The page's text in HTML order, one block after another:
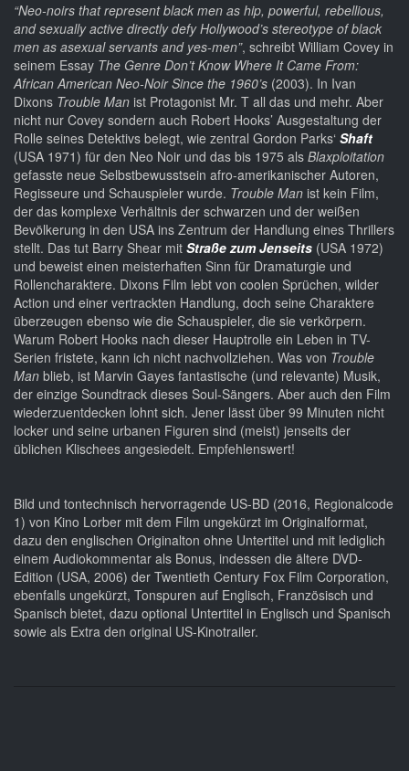
“Neo-noirs that represent black men as hip, powerful, rebellious,
and sexually active directly defy Hollywood’s stereotype of black
men as asexual servants and yes-men”, schreibt William Covey in
seinem Essay The Genre Don’t Know Where It Came From:
African American Neo-Noir Since the 1960’s (2003). In Ivan
Dixons Trouble Man ist Protagonist Mr. T all das und mehr. Aber
nicht nur Covey sondern auch Robert Hooks’ Ausgestaltung der
Rolle seines Detektivs belegt, wie zentral Gordon Parks‘ Shaft
(USA 1971) für den Neo Noir und das bis 1975 als Blaxploitation
gefasste neue Selbstbewusstsein afro-amerikanischer Autoren,
Regisseure und Schauspieler wurde. Trouble Man ist kein Film,
der das komplexe Verhältnis der schwarzen und der weißen
Bevölkerung in den USA ins Zentrum der Handlung eines Thrillers
stellt. Das tut Barry Shear mit Straße zum Jenseits (USA 1972)
und beweist einen meisterhaften Sinn für Dramaturgie und
Rollencharaktere. Dixons Film lebt von coolen Sprüchen, wilder
Action und einer vertrackten Handlung, doch seine Charaktere
überzeugen ebenso wie die Schauspieler, die sie verkörpern.
Warum Robert Hooks nach dieser Hauptrolle ein Leben in TV-
Serien fristete, kann ich nicht nachvollziehen. Was von Trouble
Man blieb, ist Marvin Gayes fantastische (und relevante) Musik,
der einzige Soundtrack dieses Soul-Sängers. Aber auch den Film
wiederzuentdecken lohnt sich. Jener lässt über 99 Minuten nicht
locker und seine urbanen Figuren sind (meist) jenseits der
üblichen Klischees angesiedelt. Empfehlenswert!
Bild und tontechnisch hervorragende US-BD (2016, Regionalcode
1) von Kino Lorber mit dem Film ungekürzt im Originalformat,
dazu den englischen Originalton ohne Untertitel und mit lediglich
einem Audiokommentar als Bonus, indessen die ältere DVD-
Edition (USA, 2006) der Twentieth Century Fox Film Corporation,
ebenfalls ungekürzt, Tonspuren auf Englisch, Französisch und
Spanisch bietet, dazu optional Untertitel in Englisch und Spanisch
sowie als Extra den original US-Kinotrailer.